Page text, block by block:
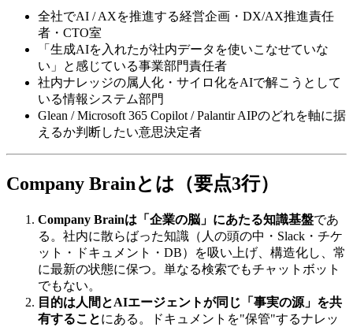
全社で​AI / AXを​推進する​経営企画・DX/AX推進責任
者・CTO室
「生成AIを​入れたが​社内データを​使いこなせていな
い」と​感じている​事業部​門責任者
社内ナレッジの​属人化・サイロ化を​AIで​解こうと​して
いる​情報システム部​門
Glean / Microsoft 365 Copilot / Palantir AIPの​どれを​軸に​据
えるか​判断したい意思決定者
Company Brainとは​​（要点3行）
Company Brainは「企業の脳」にあたる知識基盤であ
る。​社内に​散らばった​知識​（人の​頭の​中・Slack・チケ
ット・ドキュメント・DB）を​吸い​上げ、​構造化し、​常
に​最新の​状態に​保つ。​単なる​検索でも​チャットボット
でもない。
目的は人間とAIエージェントが同じ「事実の源」を共
有することに​ある。​ドキュメントを​"保管"する​ナレッ